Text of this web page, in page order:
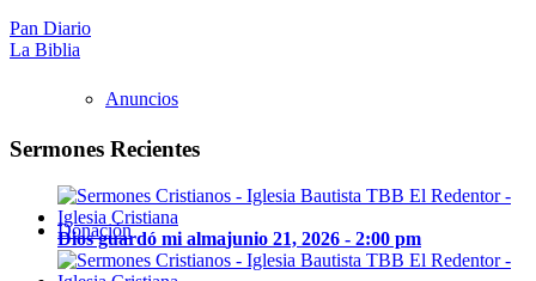
Anuncios
Donación
Pan Diario
La Biblia
Sermones Recientes
Dios guardó mi almajunio 21, 2026 - 2:00 pm